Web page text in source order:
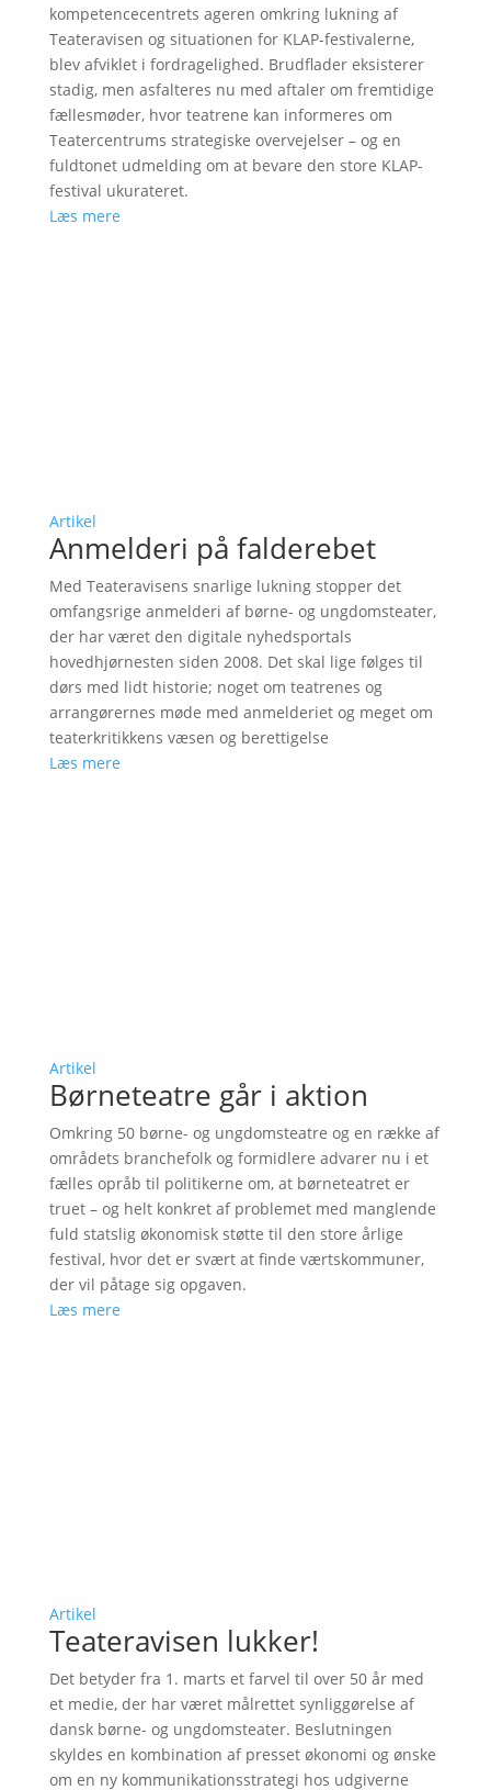
kompetencecentrets ageren omkring lukning af
Teateravisen og situationen for KLAP-festivalerne,
blev afviklet i fordragelighed. Brudflader eksisterer
stadig, men asfalteres nu med aftaler om fremtidige
fællesmøder, hvor teatrene kan informeres om
Teatercentrums strategiske overvejelser – og en
fuldtonet udmelding om at bevare den store KLAP-
festival ukurateret.
Læs mere
Artikel
Anmelderi på falderebet
Med Teateravisens snarlige lukning stopper det
omfangsrige anmelderi af børne- og ungdomsteater,
der har været den digitale nyhedsportals
hovedhjørnesten siden 2008. Det skal lige følges til
dørs med lidt historie; noget om teatrenes og
arrangørernes møde med anmelderiet og meget om
teaterkritikkens væsen og berettigelse
Læs mere
Artikel
Børneteatre går i aktion
Omkring 50 børne- og ungdomsteatre og en række af
områdets branchefolk og formidlere advarer nu i et
fælles opråb til politikerne om, at børneteatret er
truet – og helt konkret af problemet med manglende
fuld statslig økonomisk støtte til den store årlige
festival, hvor det er svært at finde værtskommuner,
der vil påtage sig opgaven.
Læs mere
Artikel
Teateravisen lukker!
Det betyder fra 1. marts et farvel til over 50 år med
et medie, der har været målrettet synliggørelse af
dansk børne- og ungdomsteater. Beslutningen
skyldes en kombination af presset økonomi og ønske
om en ny kommunikationsstrategi hos udgiverne